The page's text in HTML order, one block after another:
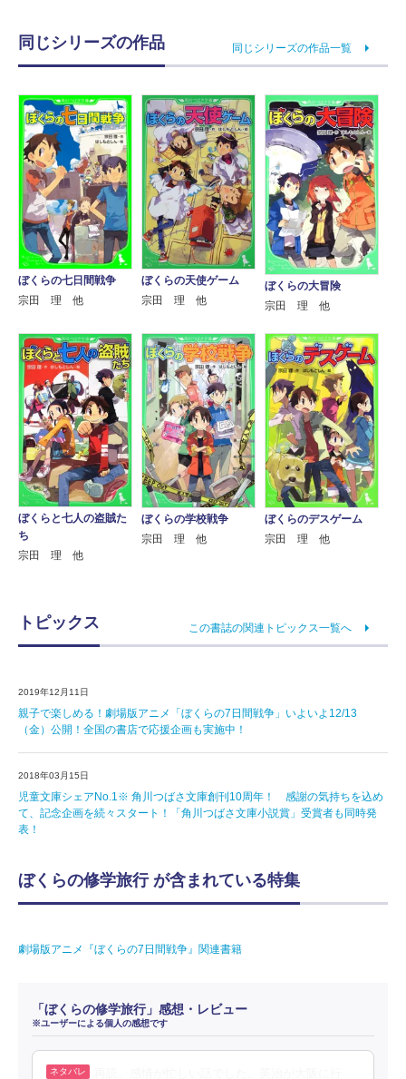
同じシリーズの作品 同じシリーズの作品一覧
ぼくらの七日間戦争
宗田 理 他
ぼくらの天使ゲーム
宗田 理 他
ぼくらの大冒険
宗田 理 他
ぼくらと七人の盗賊た
ち
宗田 理 他
ぼくらの学校戦争
宗田 理 他
ぼくらのデスゲーム
宗田 理 他
トピックス この書誌の関連トピックス一覧へ
2019年12月11日
親子で楽しめる！劇場版アニメ「ぼくらの7日間戦争」いよいよ12/13
（金）公開！全国の書店で応援企画も実施中！
2018年03月15日
児童文庫シェアNo.1※ 角川つばさ文庫創刊10周年！ 感謝の気持ちを込め
て、記念企画を続々スタート！「角川つばさ文庫小説賞」受賞者も同時発
表！
ぼくらの修学旅行 が含まれている特集
劇場版アニメ『ぼくらの7日間戦争』関連書籍
「ぼくらの修学旅行」感想・レビュー
※ユーザーによる個人の感想です